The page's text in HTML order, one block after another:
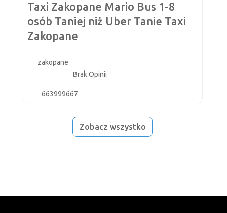
Taxi Zakopane Mario Bus 1-8
osób Taniej niż Uber Tanie Taxi
Zakopane
zakopane
Brak Opinii
663999667
Zobacz wszystko